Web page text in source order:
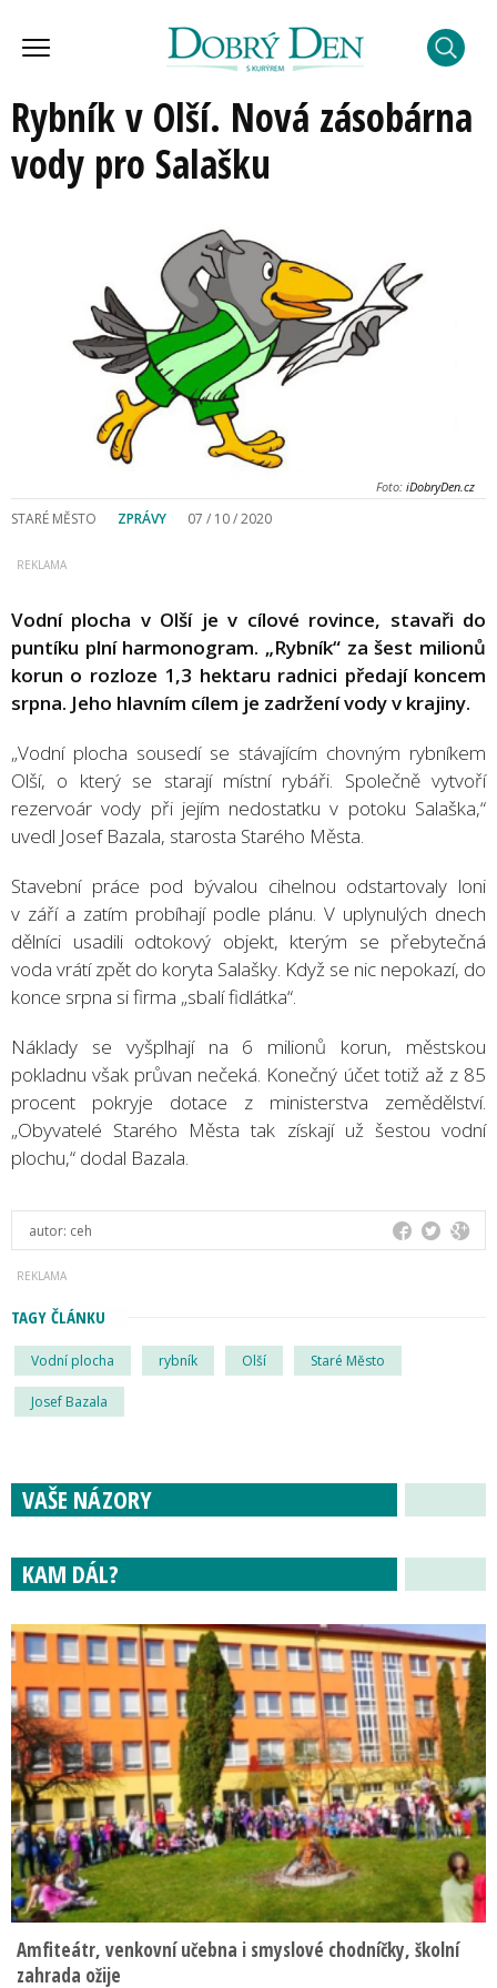
Rybník v Olší. Nová zásobárna
vody pro Salašku
Foto: iDobryDen.cz
STARÉ MĚSTO ZPRÁVY 07 / 10 / 2020
Vodní plocha v Olší je v cílové rovince, stavaři do
puntíku plní harmonogram. „Rybník“ za šest milionů
korun o rozloze 1,3 hektaru radnici předají koncem
srpna. Jeho hlavním cílem je zadržení vody v krajiny.
„Vodní plocha sousedí se stávajícím chovným rybníkem
Olší, o který se starají místní rybáři. Společně vytvoří
rezervoár vody při jejím nedostatku v potoku Salaška,“
uvedl Josef Bazala, starosta Starého Města.
Stavební práce pod bývalou cihelnou odstartovaly loni
v září a zatím probíhají podle plánu. V uplynulých dnech
dělníci usadili odtokový objekt, kterým se přebytečná
voda vrátí zpět do koryta Salašky. Když se nic nepokazí, do
konce srpna si firma „sbalí fidlátka“.
Náklady se vyšplhají na 6 milionů korun, městskou
pokladnu však průvan nečeká. Konečný účet totiž až z 85
procent pokryje dotace z ministerstva zemědělství.
„Obyvatelé Starého Města tak získají už šestou vodní
plochu,“ dodal Bazala.
autor: ceh
TAGY ČLÁNKU
Vodní plocha rybník Olší Staré Město
Josef Bazala
VAŠE NÁZORY
KAM DÁL?
Amfiteátr, venkovní učebna i smyslové chodníčky, školní
zahrada ožije